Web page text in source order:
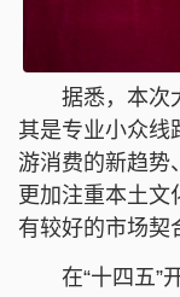
据悉，本次大
其是专业小众线
游消费的新趋势
更加注重本土文
有较好的市场契
在“十四五”开